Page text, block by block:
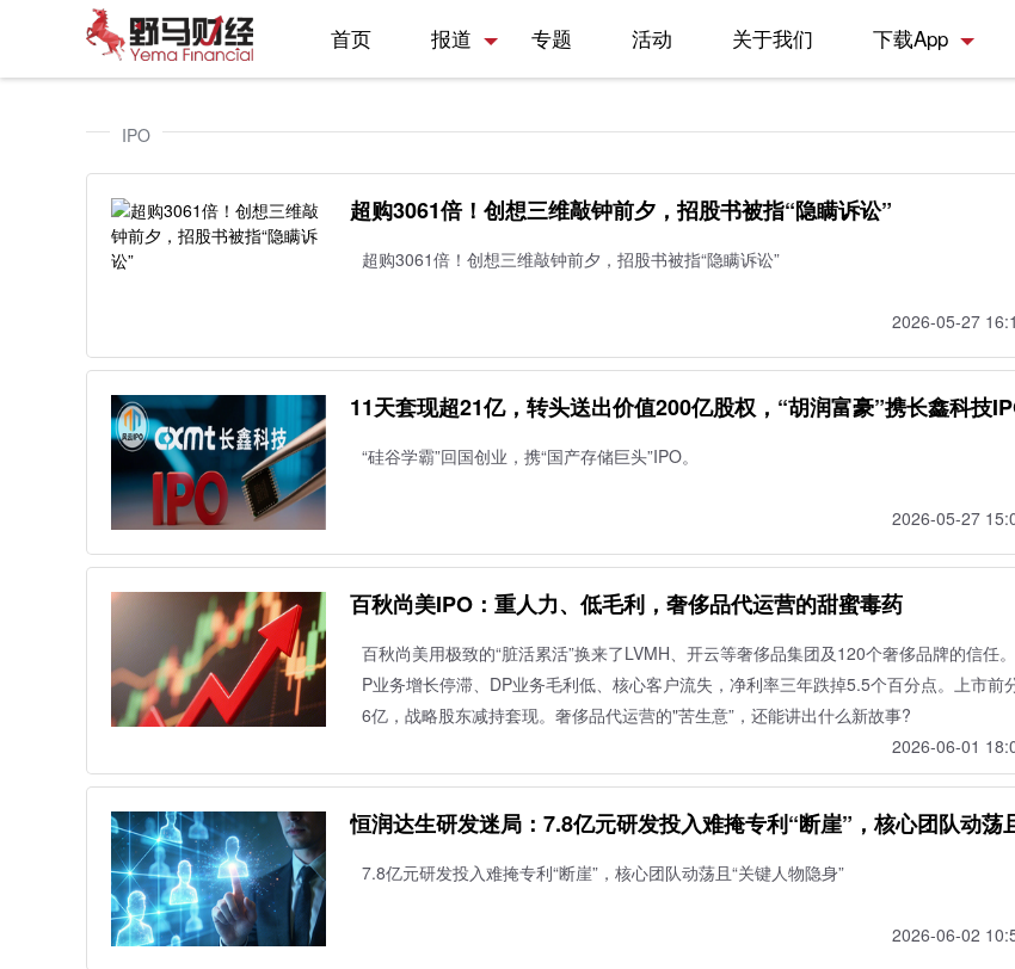
首页 报道 专题 活动 关于我们 下载App
IPO
超购3061倍！创想三维敲钟前夕，招股书被指“隐瞒诉讼”
超购3061倍！创想三维敲钟前夕，招股书被指“隐瞒诉讼”
2026-05-27
11天套现超21亿，转头送出价值200亿股权，“胡润富豪”携长鑫科技
“硅谷学霸”回国创业，携“国产存储巨头”IPO。
2026-05-27
百秋尚美IPO：重人力、低毛利，奢侈品代运营的甜蜜毒药
百秋尚美用极致的“脏活累活”换来了LVMH、开云等奢侈品集团及120个奢侈品牌的信任
P业务增长停滞、DP业务毛利低、核心客户流失，净利率三年跌掉5.5个百分点。上市前
6亿，战略股东减持套现。奢侈品代运营的"苦生意”，还能讲出什么新故事?
2026-06-01
恒润达生研发迷局：7.8亿元研发投入难掩专利“断崖”，核心团队动荡
7.8亿元研发投入难掩专利“断崖”，核心团队动荡且“关键人物隐身”
2026-06-02